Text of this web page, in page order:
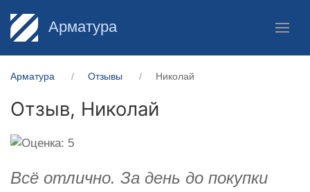
Арматура
Арматура Отзывы Николай
Отзыв, Николай
Всё отлично. За день до покупки